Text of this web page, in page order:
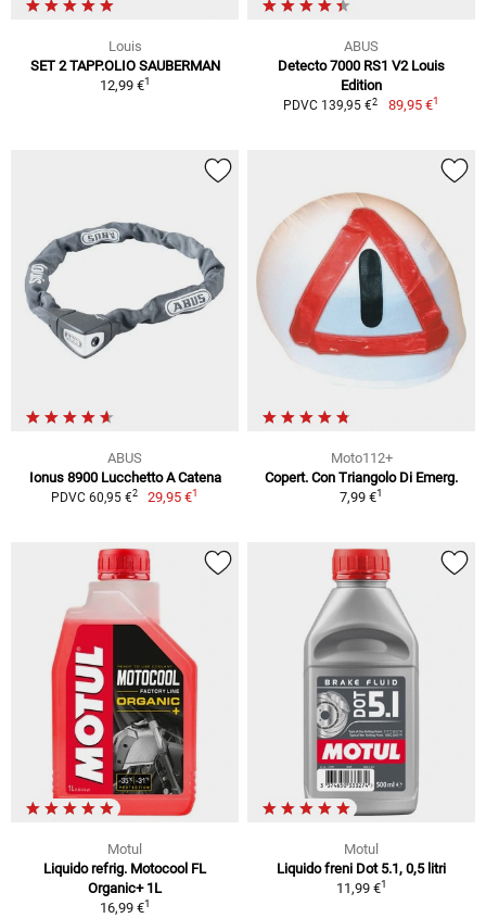
Louis
SET 2 TAPP.OLIO SAUBERMAN
12,99 €1
ABUS
Detecto 7000 RS1 V2 Louis
Edition
PDVC 139,95 €2 89,95 €1
ABUS
Ionus 8900 Lucchetto A Catena
PDVC 60,95 €2 29,95 €1
Moto112+
Copert. Con Triangolo Di Emerg.
7,99 €1
Motul
Liquido refrig. Motocool FL
Organic+ 1L
16,99 €1
Motul
Liquido freni Dot 5.1, 0,5 litri
11,99 €1